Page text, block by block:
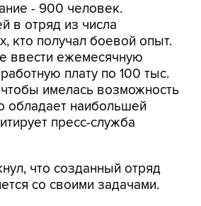
- 900 человек.
в отряд из числа
кто получал боевой опыт.
ввести ежемесячную
плату по 100 тыс.
имелась возможность
обладает наибольшей
пресс-служба
что созданный отряд
со своими задачами.